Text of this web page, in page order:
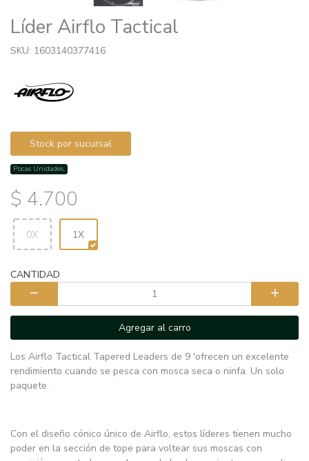
Líder Airflo Tactical
SKU: 1603140377416
Stock por sucursal
Pocas Unidades.
$ 4.700
0X 1X
CANTIDAD
Agregar al carro
Los Airflo Tactical Tapered Leaders de 9 'ofrecen un excelente
rendimiento cuando se pesca con mosca seca o ninfa. Un solo
paquete.
Con el diseño cónico único de Airflo, estos líderes tienen mucho
poder en la sección de tope para voltear sus moscas con